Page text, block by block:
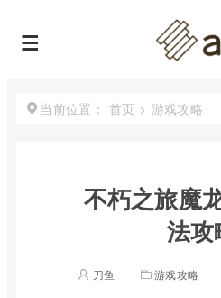
当前位置： 首页 > 游戏攻略
不朽之旅魔
法攻
刀鱼 游戏攻略